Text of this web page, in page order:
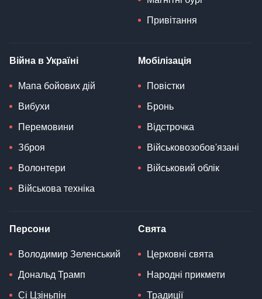
Привітання
Війна в Україні
Мапа бойових дій
Вибухи
Перемовини
Зброя
Волонтери
Військова техніка
Мобілізація
Повістки
Бронь
Відстрочка
Військовозобов'язані
Військовий облік
Персони
Володимир Зеленський
Дональд Трамп
Сі Цзіньпін
Свята
Церковні свята
Народні прикмети
Традиції